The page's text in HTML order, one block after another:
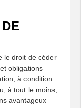
le droit de céder
obligations
à condition
à tout le moins,
avantageux